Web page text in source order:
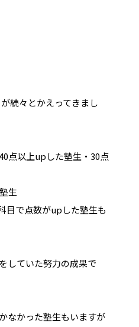
続々とかえってきまし
点以上upした塾生・30点
生
目で点数がupした塾生も
していた努力の成果で
なかった塾生もいますが